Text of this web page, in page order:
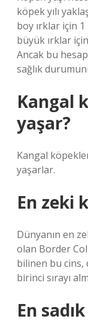
köpek yılı
boy ırklar için 1
büyük ırklar
Ancak bu
sağlık
Kangal
yaşar?
Kangal
yaşarlar.
En zeki
Dünyanın en
olan Border
bilinen bu cins,
birinci sırayı
En